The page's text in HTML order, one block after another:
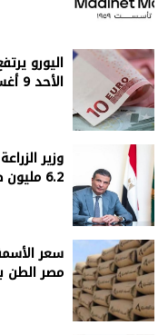
اليورو
الأحد 9 أغسطس 2026 بالبنوك
وزير
6.2 مليون طن حتى الآن
مصر الطن بـ4000